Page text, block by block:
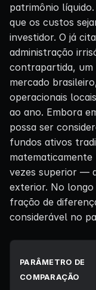
patrimônio
que os custos
investidor. O já
administração
contrapartida, um
mercado
operacionais
ao ano. Embora
possa ser
fundos ativos
vezes superior —
exterior. No longo
fração de
considerável no
PARÂMETRO DE
COMPARAÇÃO